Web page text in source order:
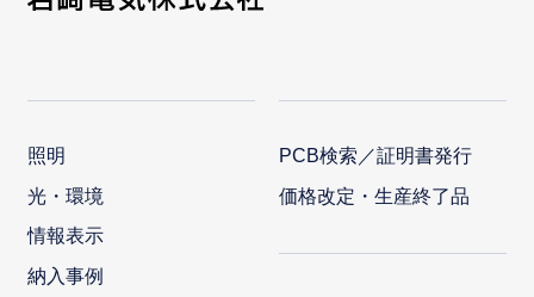
照明
光・環境
情報表示
納入事例
PCB検索／証明書発行
価格改定・生産終了品